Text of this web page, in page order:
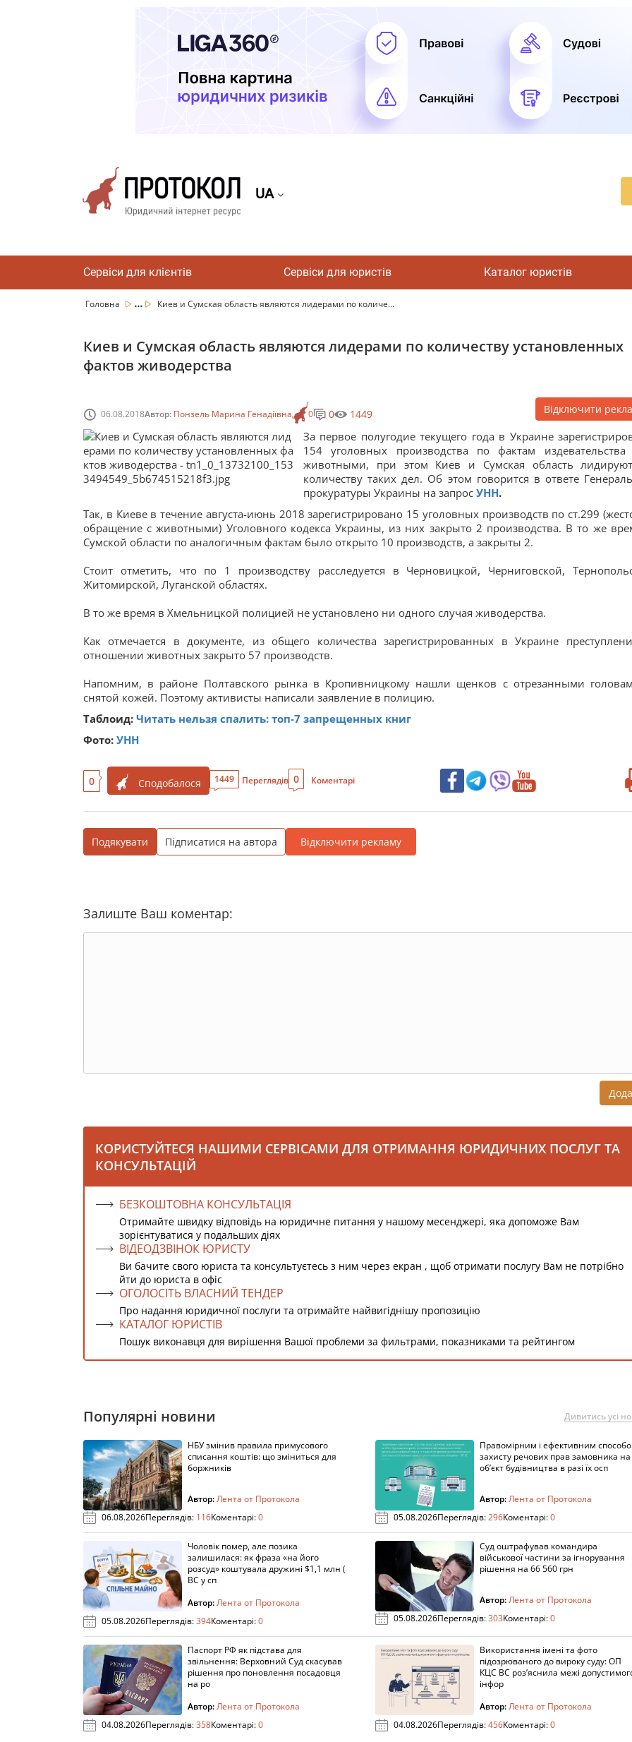
UA
Сервіси для клієнтів Сервіси для юристів Каталог юристів
Головна ... Киев и Сумская область являются лидерами по количе...
Киев и Сумская область являются лидерами по количеству установленных
фактов живодерства
06.08.2018Автор: Понзель Марина Генадіївна 0 0 1449 Відключити
За первое полугодие текущего года в Украине
154 уголовных производства по фактам
животными, при этом Киев и Сумская область
количеству таких дел. Об этом говорится в ответе
прокуратуры Украины на запрос УНН.
Так, в Киеве в течение августа-июнь 2018 зарегистрировано 15 уголовных производств по ст.299
обращение с животными) Уголовного кодекса Украины, из них закрыто 2 производства. В то же
Сумской области по аналогичным фактам было открыто 10 производств, а закрыты 2.
Стоит отметить, что по 1 производству расследуется в Черновицкой, Черниговской,
Житомирской, Луганской областях.
В то же время в Хмельницкой полицией не установлено ни одного случая живодерства.
Как отмечается в документе, из общего количества зарегистрированных в Украине
отношении животных закрыто 57 производств.
Напомним, в районе Полтавского рынка в Кропивницкому нашли щенков с отрезанными
снятой кожей. Поэтому активисты написали заявление в полицию.
Таблоид: Читать нельзя спалить: топ-7 запрещенных книг
Фото: УНН
0 Сподобалося 1449 Переглядів 0 Коментарі
Подякувати Підписатися на автора Відключити рекламу
Залиште Ваш коментар:
КОРИСТУЙТЕСЯ НАШИМИ СЕРВІСАМИ ДЛЯ ОТРИМАННЯ ЮРИДИЧНИХ ПОСЛУГ ТА
КОНСУЛЬТАЦІЙ
БЕЗКОШТОВНА КОНСУЛЬТАЦІЯ
Отримайте швидку відповідь на юридичне питання у нашому месенджері, яка допоможе Вам
зорієнтуватися у подальших діях
ВІДЕОДЗВІНОК ЮРИСТУ
Ви бачите свого юриста та консультуєтесь з ним через екран , щоб отримати послугу Вам не потрібно
йти до юриста в офіс
ОГОЛОСІТЬ ВЛАСНИЙ ТЕНДЕР
Про надання юридичної послуги та отримайте найвигіднішу пропозицію
КАТАЛОГ ЮРИСТІВ
Пошук виконавця для вирішення Вашої проблеми за фильтрами, показниками та рейтингом
Популярні новини Дивитись усі
НБУ змінив правила примусового
списання коштів: що зміниться для
боржників
Автор:Лента от Протокола
06.08.2026Переглядів: 116Коментарі:0
Правомірним і ефективним
захисту речових прав замовника на
об’єкт будівництва в разі їх осп
Автор:Лента от Протокола
05.08.2026Переглядів:296Коментарі:0
Чоловік помер, але позика
залишилася: як фраза «на його
розсуд» коштувала дружині $1,1 млн (
ВС у сп
Автор:Лента от Протокола
05.08.2026Переглядів:394Коментарі:0
Суд оштрафував командира
військової частини за ігнорування
рішення на 66 560 грн
Автор:Лента от Протокола
05.08.2026Переглядів:303Коментарі:0
Паспорт РФ як підстава для
звільнення: Верховний Суд скасував
рішення про поновлення посадовця
на ро
Автор:Лента от Протокола
04.08.2026Переглядів:358Коментарі:0
Використання імені та фото
підозрюваного до вироку суду: ОП
КЦС ВС роз’яснила межі
інфор
Автор:Лента от Протокола
04.08.2026Переглядів:456Коментарі:0